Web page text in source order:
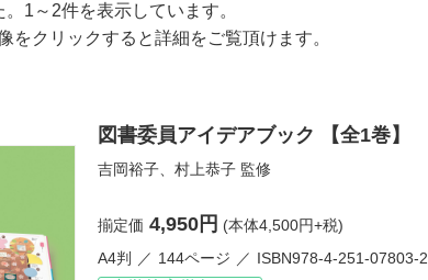
1～2件を表示しています。
をクリックすると詳細をご覧頂けます。
図書委員アイデアブック 【全1巻】
吉岡裕子 村上恭子 監修
揃定価 4,950円 (本体4,500円+税)
A4判
144ページ ISBN978-4-251-07803-2